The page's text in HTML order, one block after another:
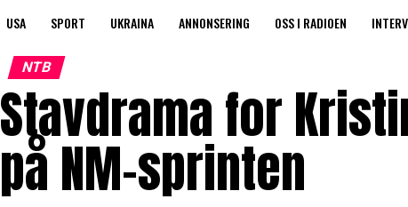
USA SPORT UKRAINA ANNONSERING OSS I RADIOEN
NTB
Stavdrama for
på NM-sprinten